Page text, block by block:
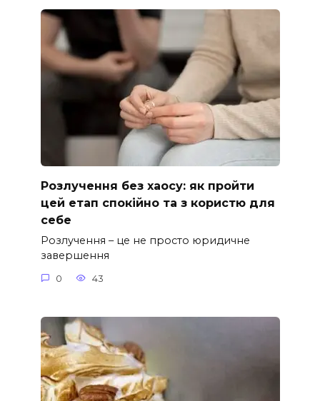
Розлучення без хаосу: як пройти
цей етап спокійно та з користю для
себе
Розлучення – це не просто юридичне
завершення
0 43